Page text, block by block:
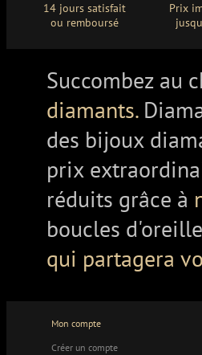
14 jours satisfait
ou remboursé
Prix
Succombez au
diamants.
des bijoux
prix
réduits grâce à
boucles
qui partagera
Mon compte
Créer un compte